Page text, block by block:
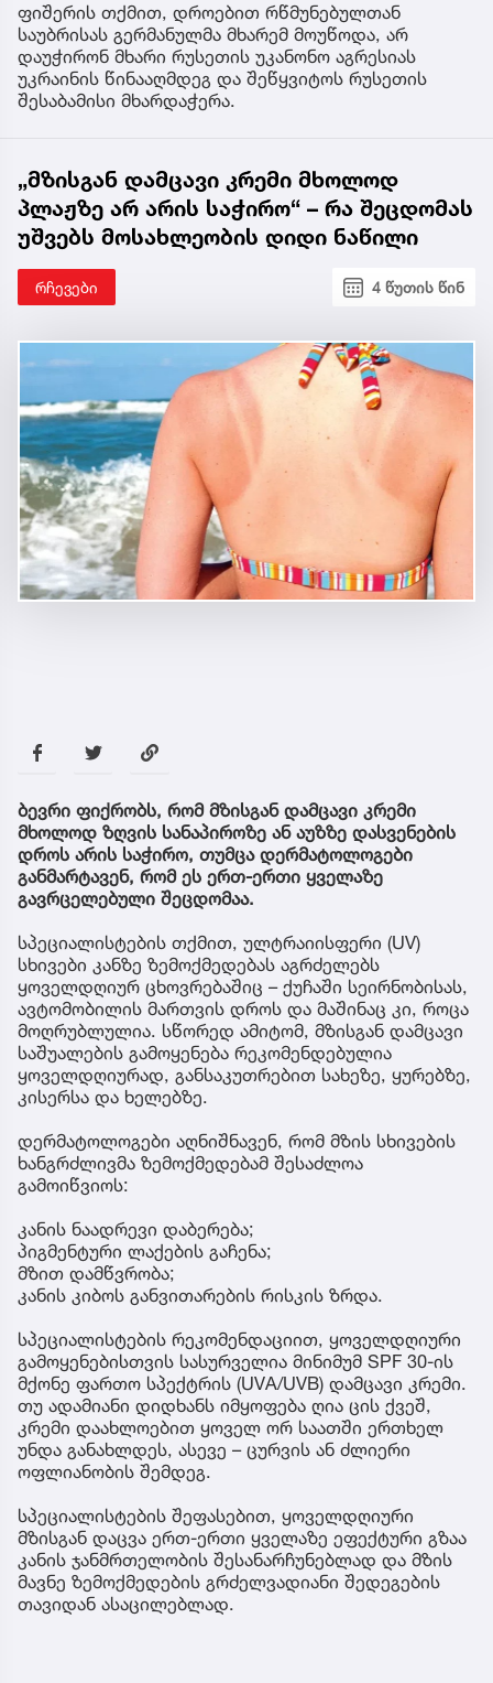
ფიშერის თქმით, დროებით რწმუნებულთან
საუბრისას გერმანულმა მხარემ მოუწოდა, არ
დაუჭირონ მხარი რუსეთის უკანონო აგრესიას
უკრაინის წინააღმდეგ და შეწყვიტოს რუსეთის
შესაბამისი მხარდაჭერა.
„მზისგან დამცავი კრემი მხოლოდ
პლაჟზე არ არის საჭირო“ – რა შეცდომას
უშვებს მოსახლეობის დიდი ნაწილი
რჩევები 4 წუთის წინ
ბევრი ფიქრობს, რომ მზისგან დამცავი კრემი
მხოლოდ ზღვის სანაპიროზე ან აუზზე დასვენების
დროს არის საჭირო, თუმცა დერმატოლოგები
განმარტავენ, რომ ეს ერთ-ერთი ყველაზე
გავრცელებული შეცდომაა.
სპეციალისტების თქმით, ულტრაიისფერი (UV)
სხივები კანზე ზემოქმედებას აგრძელებს
ყოველდღიურ ცხოვრებაშიც – ქუჩაში სეირნობისას,
ავტომობილის მართვის დროს და მაშინაც კი, როცა
მოღრუბლულია. სწორედ ამიტომ, მზისგან დამცავი
საშუალების გამოყენება რეკომენდებულია
ყოველდღიურად, განსაკუთრებით სახეზე, ყურებზე,
კისერსა და ხელებზე.
დერმატოლოგები აღნიშნავენ, რომ მზის სხივების
ხანგრძლივმა ზემოქმედებამ შესაძლოა
გამოიწვიოს:
კანის ნაადრევი დაბერება;
პიგმენტური ლაქების გაჩენა;
მზით დამწვრობა;
კანის კიბოს განვითარების რისკის ზრდა.
სპეციალისტების რეკომენდაციით, ყოველდღიური
გამოყენებისთვის სასურველია მინიმუმ SPF 30-ის
მქონე ფართო სპექტრის (UVA/UVB) დამცავი კრემი.
თუ ადამიანი დიდხანს იმყოფება ღია ცის ქვეშ,
კრემი დაახლოებით ყოველ ორ საათში ერთხელ
უნდა განახლდეს, ასევე – ცურვის ან ძლიერი
ოფლიანობის შემდეგ.
სპეციალისტების შეფასებით, ყოველდღიური
მზისგან დაცვა ერთ-ერთი ყველაზე ეფექტური გზაა
კანის ჯანმრთელობის შესანარჩუნებლად და მზის
მავნე ზემოქმედების გრძელვადიანი შედეგების
თავიდან ასაცილებლად.